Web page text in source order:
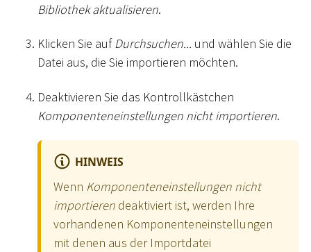
Bibliothek aktualisieren.
Klicken Sie aufDurchsuchen... und wählen Sie die
Datei aus, die Sie importieren möchten.
Deaktivieren Sie das Kontrollkästchen
Komponenteneinstellungen nicht importieren.
HINWEIS
Wenn Komponenteneinstellungen nicht
importieren deaktiviert ist, werden Ihre
vorhandenen Komponenteneinstellungen
mit denen aus der Importdatei